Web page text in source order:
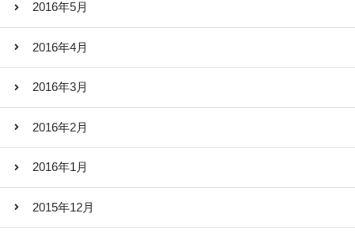
2016年5月
2016年4月
2016年3月
2016年2月
2016年1月
2015年12月